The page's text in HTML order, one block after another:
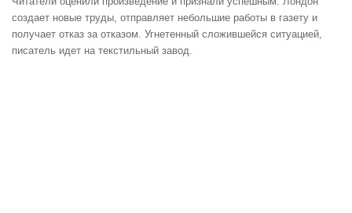
создает новые труды, отправляет небольшие работы в газету и
получает отказ за отказом. Угнетенный сложившейся ситуацией,
писатель идет на текстильный завод.